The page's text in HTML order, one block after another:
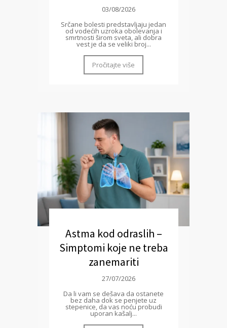
03/08/2026
Srčane bolesti predstavljaju jedan
od vodećih uzroka obolevanja i
smrtnosti širom sveta, ali dobra
vest je da se veliki broj...
Pročitajte više
Astma kod odraslih –
Simptomi koje ne treba
zanemariti
27/07/2026
Da li vam se dešava da ostanete
bez daha dok se penjete uz
stepenice, da vas noću probudi
uporan kašalj...